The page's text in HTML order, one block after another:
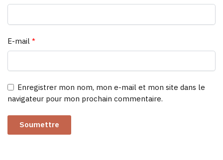
E-mail *
Enregistrer mon nom, mon e-mail et mon site dans le
navigateur pour mon prochain commentaire.